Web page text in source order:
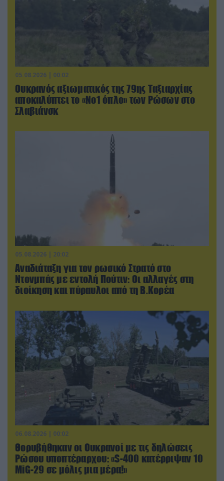
05.08.2026 | 00:02
Ουκρανός αξιωματικός της 79ης Ταξιαρχίας
αποκαλύπτει το «Νο1 όπλο» των Ρώσων στο
Σλαβιάνσκ
05.08.2026 | 20:02
Αναδιάταξη για τον ρωσικό Στρατό στο
Ντονμπάς με εντολή Πούτιν: Οι αλλαγές στη
διοίκηση και πύραυλοι από τη Β.Κορέα
06.08.2026 | 00:02
Θορυβήθηκαν οι Ουκρανοί με τις δηλώσεις
Ρώσου υποπτέραρχου: «S-400 κατέρριψαν 10
MiG-29 σε μόλις μια μέρα!»